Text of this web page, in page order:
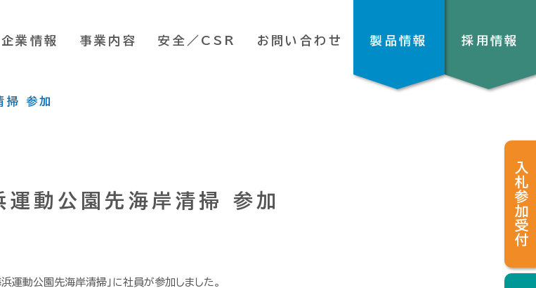
企業情報 事業内容 安全／CSR お問い合わせ 製品情報 採用情報
掃 参加
動公園先海岸清掃 参加
運動公園先海岸清掃」に社員が参加しました。